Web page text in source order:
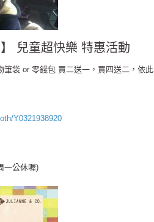
兒童超快樂 特惠活動
筆袋 or 零錢包 買二送一，買四送二，依此
Y0321938920
一公休喔)